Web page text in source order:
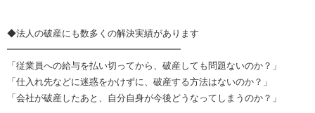
◆法人の破産にも数多くの解決実績があります
━━━━━━━━━━━━━━━━━━━
「従業員への給与を払い切ってから、破産しても問題ないのか？」
「仕入れ先などに迷惑をかけずに、破産する方法はないのか？」
「会社が破産したあと、自分自身が今後どうなってしまうのか？」